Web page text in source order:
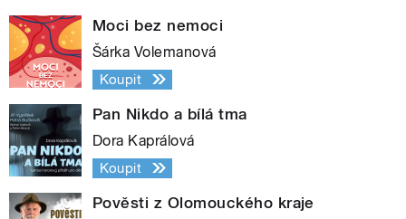
Moci bez nemoci
Šárka Volemanová
Koupit
Pan Nikdo a bílá tma
Dora Kaprálová
Koupit
Pověsti z Olomouckého kraje